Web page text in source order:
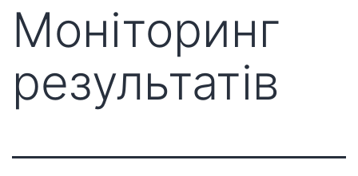
Моніторинг
результатів